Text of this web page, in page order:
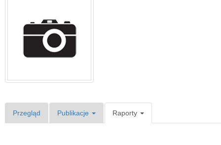
Przegląd Publikacje Raporty